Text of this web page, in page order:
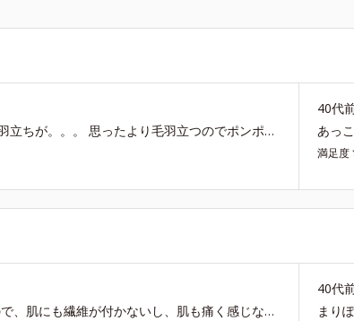
コットンパックしてるので大判なのはすごく使いやすいですが毛羽立ちが。。。 思ったより毛羽立つのでポンポンっと使うのがちょっと使いにくいです
40代
あっ
満足度
リフレッシングスキントナーに使用してます。 毛羽立たない！ので、肌にも繊維が付かないし、肌も痛く感じないので、他のコットンはもう使っておりません。 オルビスのコットンとてもオススメです。
40代
まり